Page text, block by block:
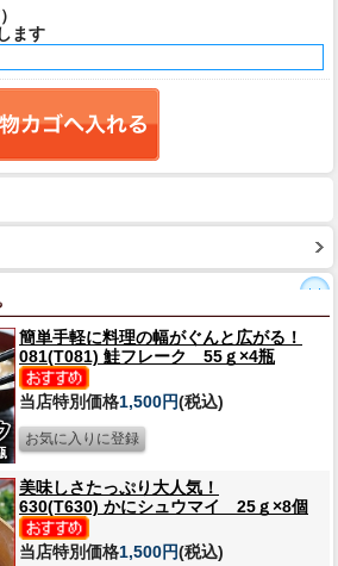
ます
簡単手軽に料理の幅がぐんと広がる！
081(T081) 鮭フレーク 55ｇ×4瓶
当店特別価格1,500円(税込)
美味しさたっぷり大人気！
630(T630) かにシュウマイ 25ｇ×8個
当店特別価格1,500円(税込)